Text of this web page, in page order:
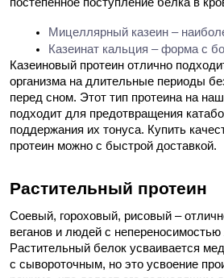
Мицеллярный казеин –
Казеинат кальция – форма с
Казеиновый протеин отлично
организма на длительные периоды
перед сном. Этот тип протеина на
подходит для предотвращения
поддержания их тонуса. Купить
протеин можно с быстрой доставкой.
Растительный протеин
Соевый, гороховый, рисовый –
веганов и людей с непереносимостью
Растительный белок усваивается
с сывороточным, но это усвоение